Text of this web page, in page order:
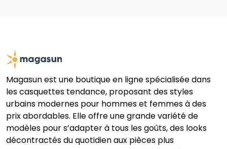
Magasun est une boutique en ligne spécialisée dans
les casquettes tendance, proposant des styles
urbains modernes pour hommes et femmes à des
prix abordables. Elle offre une grande variété de
modèles pour s’adapter à tous les goûts, des looks
décontractés du quotidien aux pièces plus